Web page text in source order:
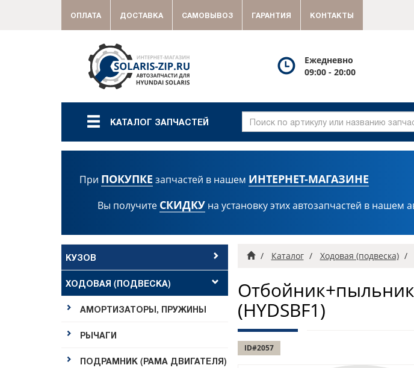
КАТАЛОГ ЗАПЧАСТЕЙ
При ПОКУПКЕ запчастей в нашем ИНТЕРНЕТ-МАГАЗИНЕ
Вы получите СКИДКУ на установку этих автозапчастей в нашем
ГлавнаяКаталог Ходовая (подвеска)
Отбойник+пыльник
(HYDSBF1)
ID#2057
КУЗОВ
ХОДОВАЯ (ПОДВЕСКА)
АМОРТИЗАТОРЫ, ПРУЖИНЫ
РЫЧАГИ
ПОДРАМНИК (РАМА ДВИГАТЕЛЯ)
ОПЛАТА ДОСТАВКА САМОВЫВОЗ ГАРАНТИЯ КОНТАКТЫ
Посмотреть
график
работы
Ежедневно
09:00 - 20:00